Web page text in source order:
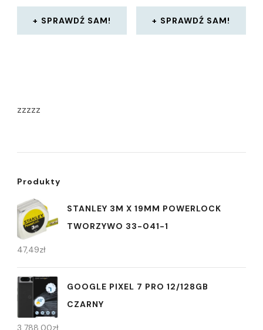
SPRAWDŹ SAM! SPRAWDŹ SAM!
zzzzz
Produkty
STANLEY 3M X 19MM POWERLOCK
TWORZYWO 33-041-1
47,49zł
GOOGLE PIXEL 7 PRO 12/128GB
CZARNY
3 788,00zł